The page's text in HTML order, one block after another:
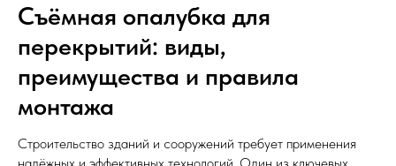
Съёмная опалубка для
перекрытий: виды,
преимущества и правила
монтажа
Строительство зданий и сооружений требует применения